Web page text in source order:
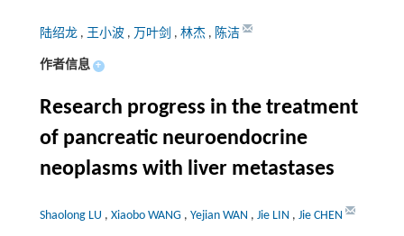
陆绍龙 , 王小波 , 万叶剑 , 林杰 , 陈洁
作者信息 +
Research progress in the treatment
of pancreatic neuroendocrine
neoplasms with liver metastases
Shaolong LU , Xiaobo WANG , Yejian WAN , Jie LIN , Jie CHEN